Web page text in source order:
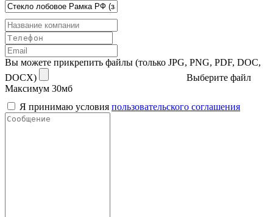
Вы можете прикрепить файлы (только JPG, PNG, PDF, DOC,
DOCX)
Выберите файл
Максимум 30мб
Я принимаю условия пользовательского соглашения